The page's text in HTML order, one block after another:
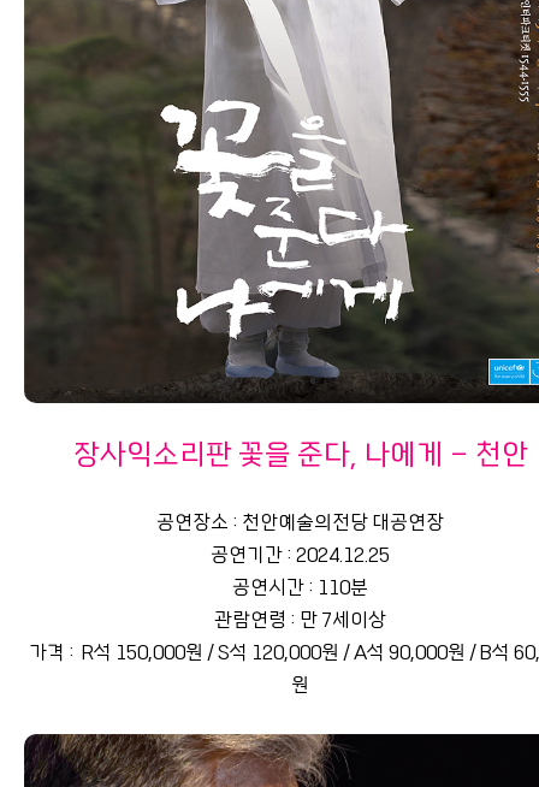
장사익소리판 꽃을 준다, 나에게 - 천안
공연장소 : 천안예술의전당 대공연장
공연기간 : 2024.12.25
공연시간 : 110분
관람연령 : 만 7세이상
가격 : R석 150,000원 / S석 120,000원 / A석 90,000원 / B석
원